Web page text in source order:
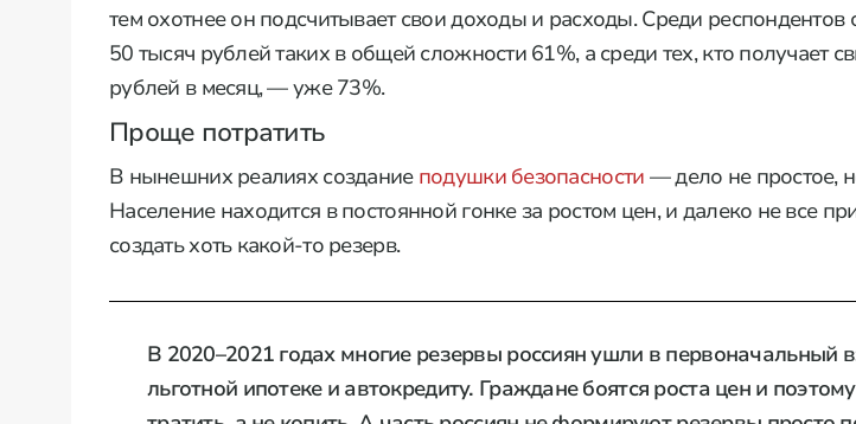
тем охотнее он подсчитывает свои доходы и расходы. Среди респондентов
50 тысяч рублей таких в общей сложности 61%, а среди тех, кто получает
рублей в месяц, — уже 73%.
Проще потратить
В нынешних реалиях создание подушки безопасности — дело не простое,
Население находится в постоянной гонке за ростом цен, и далеко не все
создать хоть какой-то резерв.
В 2020–2021 годах многие резервы россиян ушли в первоначальный
льготной ипотеке и автокредиту. Граждане боятся роста цен и